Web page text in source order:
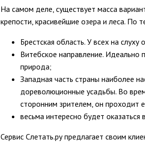
На самом деле, существует масса
крепости, красивейшие озера и леса.
Брестская область. У всех на
Витебское направление. Идеально
природа;
Западная часть страны наиболее
дореволюционные усадьбы. Во
сторонним зрителем, он проходит
весьма интересно будет оказаться
Сервис Слетать.ру предлагает своим